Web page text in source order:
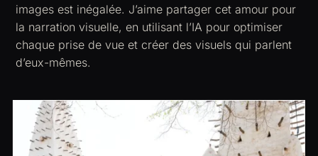
images est inégalée. J’aime partager cet amour pour
la narration visuelle, en utilisant l’IA pour optimiser
chaque prise de vue et créer des visuels qui parlent
d’eux-mêmes.